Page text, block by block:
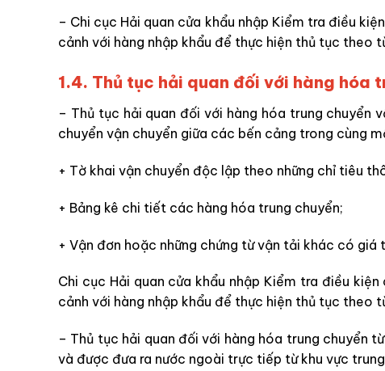
– Chi cục Hải quan cửa khẩu nhập Kiểm tra điều
cảnh với hàng nhập khẩu để thực hiện thủ tục theo
1.4. Thủ tục hải quan đối với hàng hóa
– Thủ tục hải quan đối với hàng hóa trung chuyển
chuyển vận chuyển giữa các bến cảng trong cùng
+ Tờ khai vận chuyển độc lập theo những chỉ tiêu
+ Bảng kê chi tiết các hàng hóa trung chuyển;
+ Vận đơn hoặc những chứng từ vận tải khác có giá
Chi cục Hải quan cửa khẩu nhập Kiểm tra điều
cảnh với hàng nhập khẩu để thực hiện thủ tục theo
– Thủ tục hải quan đối với hàng hóa trung chuyển
và được đưa ra nước ngoài trực tiếp từ khu vực